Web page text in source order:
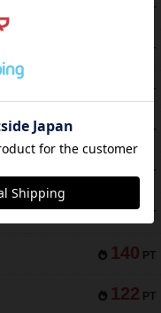
PT
PT
PT
PT
PT
152 PT
140 PT
122 PT